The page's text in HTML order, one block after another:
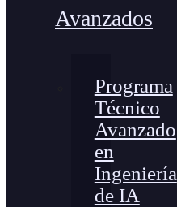
Avanzados
Programa
Técnico
Avanzado
en
Ingeniería
de IA